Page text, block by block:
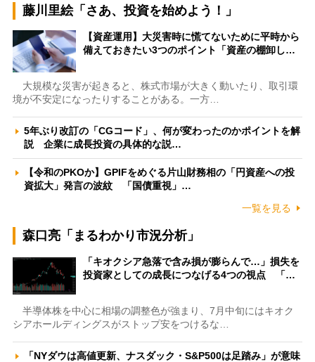
藤川里絵「さあ、投資を始めよう！」
【資産運用】大災害時に慌てないために平時から
備えておきたい3つのポイント「資産の棚卸し…
大規模な災害が起きると、株式市場が大きく動いたり、取引環
境が不安定になったりすることがある。一方…
5年ぶり改訂の「CGコード」、何が変わったのかポイントを解
説 企業に成長投資の具体的な説…
【令和のPKOか】GPIFをめぐる片山財務相の「円資産への投
資拡大」発言の波紋 「国債重視」…
一覧を見る
森口亮「まるわかり市況分析」
「キオクシア急落で含み損が膨らんで…」損失を
投資家としての成長につなげる4つの視点 「…
半導体株を中心に相場の調整色が強まり、7月中旬にはキオク
シアホールディングスがストップ安をつけるな…
「NYダウは高値更新、ナスダック・S&P500は足踏み」が意味